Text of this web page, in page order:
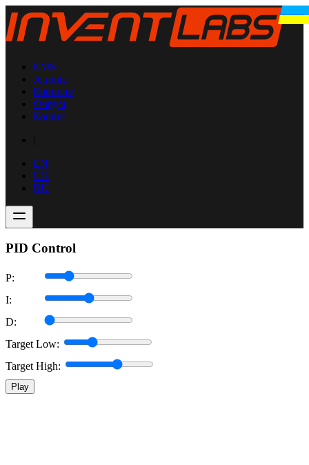
EMS
Jetronic
Корисне
Форум
Кошик
EN
UK
RU
PID Control
P:
I:
D:
Target Low:
Target High:
Play